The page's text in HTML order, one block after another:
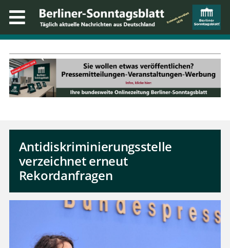
Antidiskriminierungsstelle
verzeichnet erneut
Rekordanfragen